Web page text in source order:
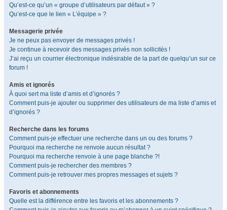
Qu’est-ce qu’un « groupe d’utilisateurs par défaut » ?
Qu’est-ce que le lien « L’équipe » ?
Messagerie privée
Je ne peux pas envoyer de messages privés !
Je continue à recevoir des messages privés non sollicités !
J’ai reçu un courrier électronique indésirable de la part de quelqu’un sur ce
forum !
Amis et ignorés
À quoi sert ma liste d’amis et d’ignorés ?
Comment puis-je ajouter ou supprimer des utilisateurs de ma liste d’amis et
d’ignorés ?
Recherche dans les forums
Comment puis-je effectuer une recherche dans un ou des forums ?
Pourquoi ma recherche ne renvoie aucun résultat ?
Pourquoi ma recherche renvoie à une page blanche ?!
Comment puis-je rechercher des membres ?
Comment puis-je retrouver mes propres messages et sujets ?
Favoris et abonnements
Quelle est la différence entre les favoris et les abonnements ?